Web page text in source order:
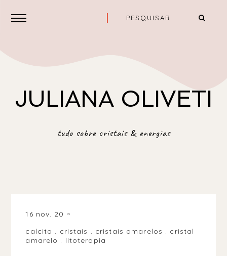
JULIANA OLIVETI
tudo sobre cristais & energias
16 nov. 20
calcita . cristais . cristais amarelos . cristal
amarelo . litoterapia